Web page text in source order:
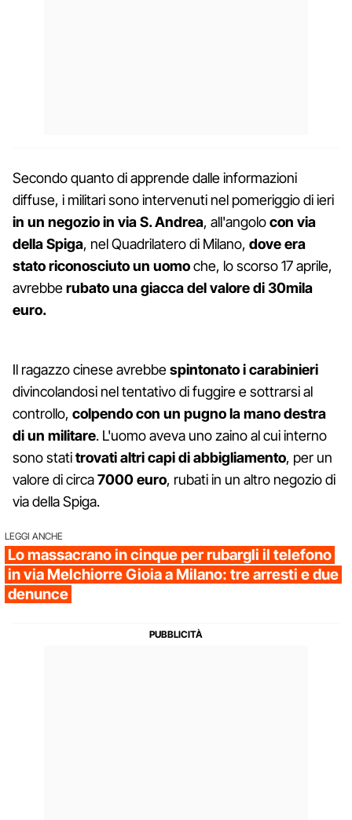
Secondo quanto di apprende dalle informazioni
diffuse, i militari sono intervenuti nel pomeriggio di ieri
in un negozio in via S. Andrea, all'angolocon via
della Spiga, nel Quadrilatero di Milano, dove era
stato riconosciuto un uomoche, lo scorso 17 aprile,
avrebberubato una giacca del valore di 30mila
euro.
Il ragazzo cinese avrebbespintonato i carabinieri
divincolandosi nel tentativo di fuggire e sottrarsi al
controllo, colpendo con un pugno la mano destra
di un militare. L'uomo aveva uno zaino al cui interno
sono statitrovati altri capi di abbigliamento, per un
valore di circa7000 euro, rubati in un altro negozio di
via della Spiga.
LEGGI ANCHE
Lo massacrano in cinque per rubargli il telefono
in via Melchiorre Gioia a Milano: tre arresti e due
denunce